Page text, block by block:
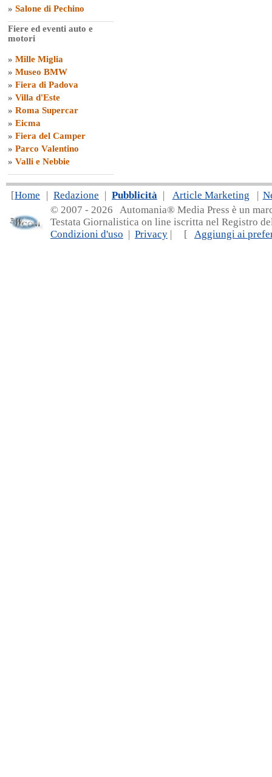
» Salone di Pechino
Fiere ed eventi auto e
motori
» Mille Miglia
» Museo BMW
» Fiera di Padova
» Villa d'Este
» Roma Supercar
» Eicma
» Fiera del Camper
» Parco Valentino
» Valli e Nebbie
[Home | Redazione | Pubblicità | Article Marketing |
© 2007 - 2026 Automania® Media Press è un
Testata Giornalistica on line iscritta nel Registro
Condizioni d'uso | Privacy | [ Aggiungi ai